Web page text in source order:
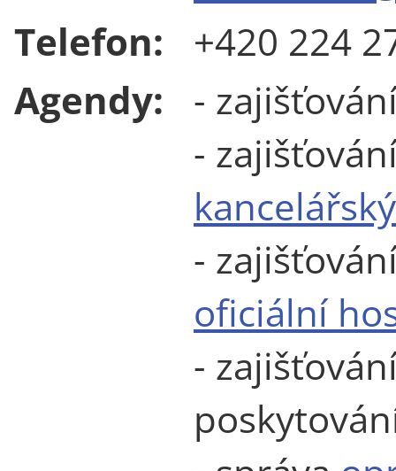
Telefon:
+420 224
Agendy:
-
-
-
oficiální
-